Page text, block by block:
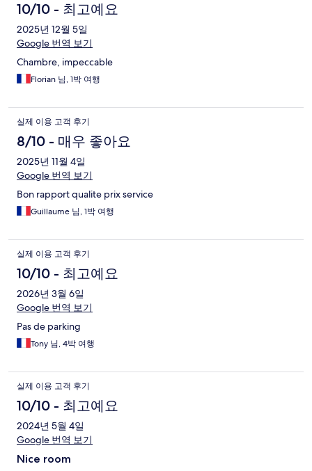
10/10 - 최고예요
2025년 12월 5일
Google 번역 보기
Chambre, impeccable
Florian 님, 1박 여행
실제 이용 고객 후기
8/10 - 매우 좋아요
2025년 11월 4일
Google 번역 보기
Bon rapport qualite prix service
Guillaume 님, 1박 여행
실제 이용 고객 후기
10/10 - 최고예요
2026년 3월 6일
Google 번역 보기
Pas de parking
Tony 님, 4박 여행
실제 이용 고객 후기
10/10 - 최고예요
2024년 5월 4일
Google 번역 보기
Nice room